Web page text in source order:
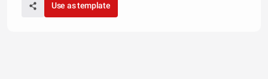
Use as template